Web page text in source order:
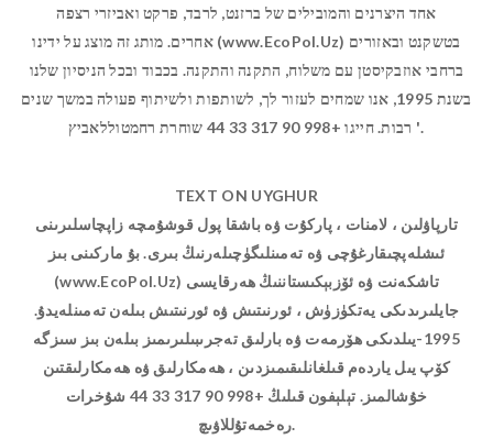
אחד היצרנים והמובילים של ברזנט, לרבד, פרקט ואביזרי רצפה
אחרים. מותג זה מוצג על ידינו (www.EcoPol.Uz) בטשקנט ובאזורים
ברחבי אוזבקיסטן עם משלוח, התקנה והתקנה. בכבוד ובכל הניסיון שלנו
בשנת 1995, אנו שמחים לעזור לך, לשותפות ולשיתוף פעולה במשך שנים
רבות. חייגו +998 90 317 33 44 שוחרת רחמטוללאביץ '.
TEXT ON UYGHUR
تارپاۋلىن ، لامنات ، پاركۇت ۋە باشقا پول قوشۇمچە زاپچاسلىرىنى
ئىشلەپچىقارغۇچى ۋە تەمىنلىگۈچىلەرنىڭ بىرى. بۇ ماركىنى بىز
(www.EcoPol.Uz) تاشكەنت ۋە ئۆزبېكىستاننىڭ ھەرقايسى
جايلىرىدىكى يەتكۈزۈش ، ئورنىتىش ۋە ئورنىتىش بىلەن تەمىنلەيدۇ.
1995-يىلدىكى ھۆرمەت ۋە بارلىق تەجرىبىلىرىمىز بىلەن بىز سىزگە
كۆپ يىل ياردەم قىلغانلىقىمىزدىن ، ھەمكارلىق ۋە ھەمكارلىقتىن
خۇشالمىز. تېلېفون قىلىڭ +998 90 317 33 44 شۇخرات
رەخمەتۇللاۋىچ.